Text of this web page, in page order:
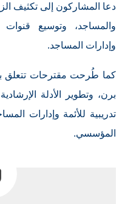
دعا المشاركون إلى تكثيف
والمساجد، وتوسيع
وإدارات المساجد.
كما طُرحت مقترحات تتعلق
برن، وتطوير الأدلة
تدريبية للأئمة وإدارات
المؤسسي.